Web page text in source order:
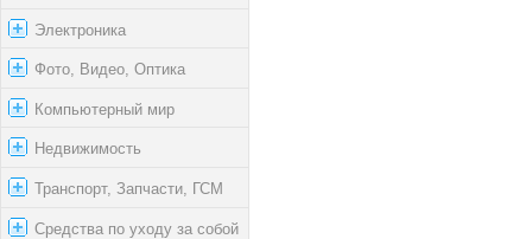
Электроника
Фото, Видео, Оптика
Компьютерный мир
Недвижимость
Транспорт, Запчасти, ГСМ
Средства по уходу за собой